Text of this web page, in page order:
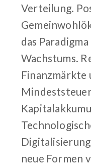
Verteilung.
das
Wachstums.
Finanzmärkte
neue Formen